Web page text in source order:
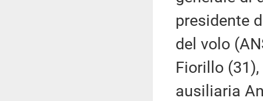
presidente
del volo
Fiorillo
ausiliaria